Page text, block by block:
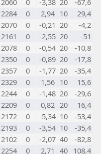
2060 0 -3,38 20
-67,6
2284 0 2,94 10
29,4
2070 0 -0,21 20
-4,2
2161 0 -2,55 20
-51
2078 0 -0,54 20
-10,8
2350 0 -0,89 20
-17,8
2357 0 -1,77 20
-35,4
2329 0 1,56 10
15,6
2244 0 -1,48 20
-29,6
2209 0 0,82 20
16,4
2172 0 -5,34 10
-53,4
2193 0 -3,54 10
-35,4
2102 0 -2,07 40
-82,8
2254 0 2,71 40 108,4